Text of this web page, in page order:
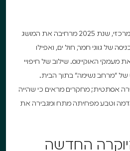
בעוד שהירוק נשאר שחקן מרכזי, שנת 2025 מרחיבה את המושג
של גווני חמר, חול ים, ואפילו
מעמקי האוקיינוס. שילוב של חיפויי
של "מרחב נשימה" בתוך הבית.
אסתטית; מחקרים מראים כי שהייה
אדמה וטבע מפחיתה מתח ומגבירה את
החדשה